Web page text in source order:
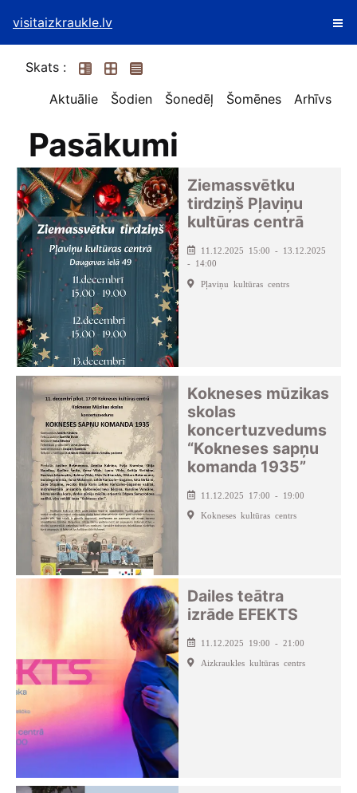
visitaizkraukle.lv
Skats :
Aktuālie
Šodien Šonedēļ Šomēnes Arhīvs
Pasākumi
Ziemassvētku
tirdziņš Pļaviņu
kultūras centrā
11.12.2025 15:00 - 13.12.2025
- 14:00
Pļaviņu kultūras centrs
Kokneses mūzikas
skolas
koncertuzvedums
“Kokneses sapņu
komanda 1935”
11.12.2025 17:00 - 19:00
Kokneses kultūras centrs
Dailes teātra
izrāde EFEKTS
11.12.2025 19:00 - 21:00
Aizkraukles kultūras centrs